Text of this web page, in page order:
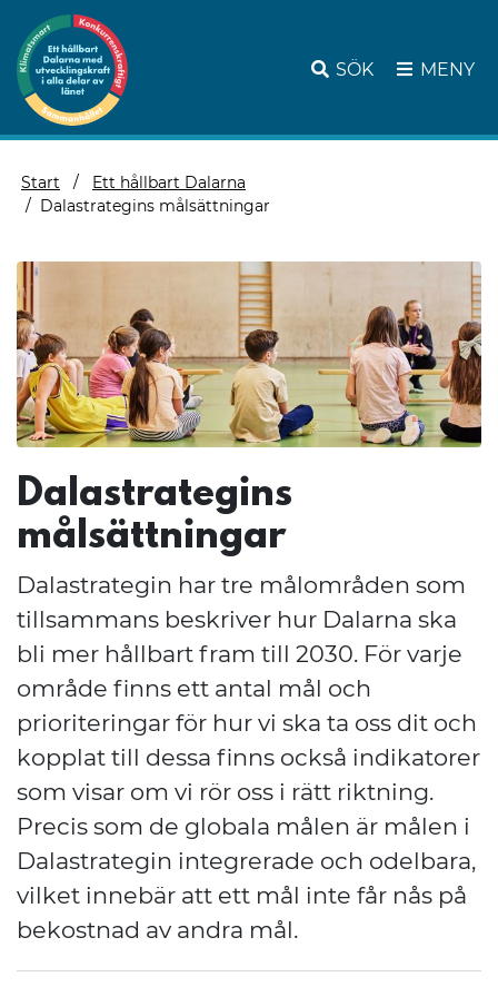
SÖK MENY
Start
Ett hållbart Dalarna
Dalastrategins målsättningar
Dalastrategins
målsättningar
Dalastrategin har tre målområden som
tillsammans beskriver hur Dalarna ska
bli mer hållbart fram till 2030. För varje
område finns ett antal mål och
prioriteringar för hur vi ska ta oss dit och
kopplat till dessa finns också indikatorer
som visar om vi rör oss i rätt riktning.
Precis som de globala målen är målen i
Dalastrategin integrerade och odelbara,
vilket innebär att ett mål inte får nås på
bekostnad av andra mål.